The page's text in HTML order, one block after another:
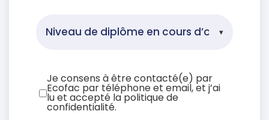
Je consens à être contacté(e) par
Ecofac par téléphone et email, et j’ai
lu et accepté la politique de
confidentialité.